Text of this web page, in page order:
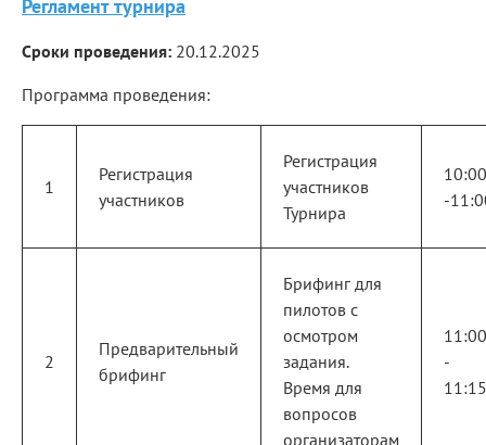
Регламент турнира
Сроки проведения: 20.12.2025
Программа проведения:
1
Регистрация
участников
Регистрация
участников
Турнира
10:00
-
2
Предварительный
брифинг
Брифинг для
пилотов с
осмотром
задания.
Время для
вопросов
организаторам
11:00
-
11:15